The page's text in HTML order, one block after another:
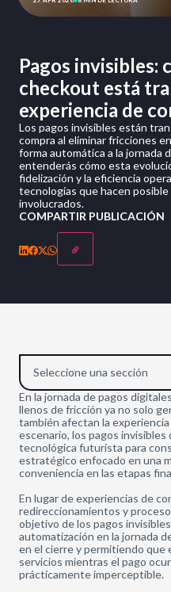
Pagos invisibles:
checkout está
experiencia de
Los pagos invisibles están
compra al eliminar fricciones
forma automática a la jornada
entenderás cómo esta
fidelización y la eficiencia
tecnologías que hacen
involucrados.
COMPARTIR PUBLICACIÓN
Seleccione una sección
En la jornada de pagos
llenos de fricción ya no solo
también afectan la
escenario, los pagos invisibles
tecnológica futurista para
estratégico enfocado en una
conveniencia en las etapas
En lugar de experiencias de
redireccionamientos y
objetivo de los pagos
automatización en la jornada
en el cierre y permitiendo que
servicios mientras el pago
prácticamente imperceptible.